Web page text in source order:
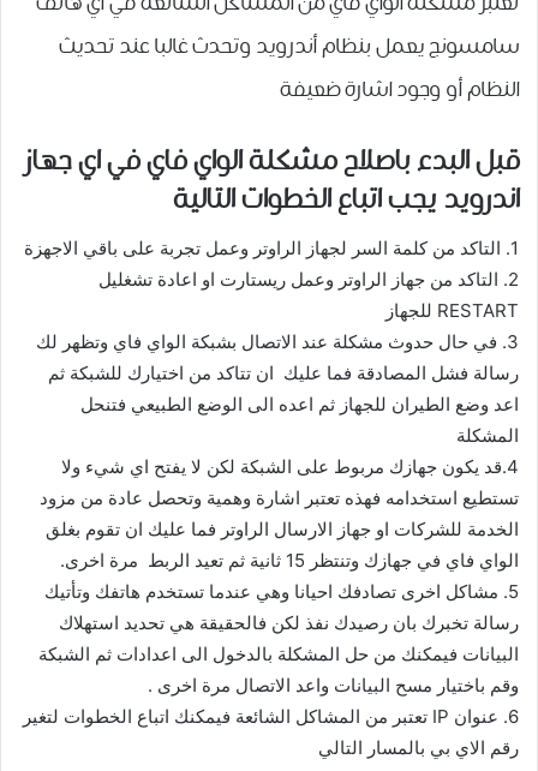
سامسونج يعمل بنظام أندرويد وتحدث غالبا عند تحديث
النظام أو وجود اشارة ضعيفة
قبل البدء باصلاح مشكلة الواي فاي في اي جهاز
اندرويد يجب اتباع الخطوات التالية
1. التاكد من كلمة السر لجهاز الراوتر وعمل تجربة على باقي الاجهزة
2. التاكد من جهاز الراوتر وعمل ريستارت او اعادة تشغليل
RESTART للجهاز
3. في حال حدوث مشكلة عند الاتصال بشبكة الواي فاي وتظهر لك
رسالة فشل المصادقة فما عليك ان تتاكد من اختيارك للشبكة ثم
اعد وضع الطيران للجهاز ثم اعده الى الوضع الطبيعي فتنحل
المشكلة
4.قد يكون جهازك مربوط على الشبكة لكن لا يفتح اي شيء ولا
تستطيع استخدامه فهذه تعتبر اشارة وهمية وتحصل عادة من مزود
الخدمة للشركات او جهاز الارسال الراوتر فما عليك ان تقوم بغلق
الواي فاي في جهازك وتنتظر 15 ثانية ثم تعيد الربط مرة اخرى.
5. مشاكل اخرى تصادفك احيانا وهي عندما تستخدم هاتفك وتأتيك
رسالة تخبرك بان رصيدك نفذ لكن فالحقيقة هي تحديد استهلاك
البيانات فيمكنك من حل المشكلة بالدخول الى اعدادات ثم الشبكة
وقم باختيار مسح البيانات واعد الاتصال مرة اخرى .
6. عنوان IP تعتبر من المشاكل الشائعة فيمكنك اتباع الخطوات لتغير
رقم الاي بي بالمسار التالي